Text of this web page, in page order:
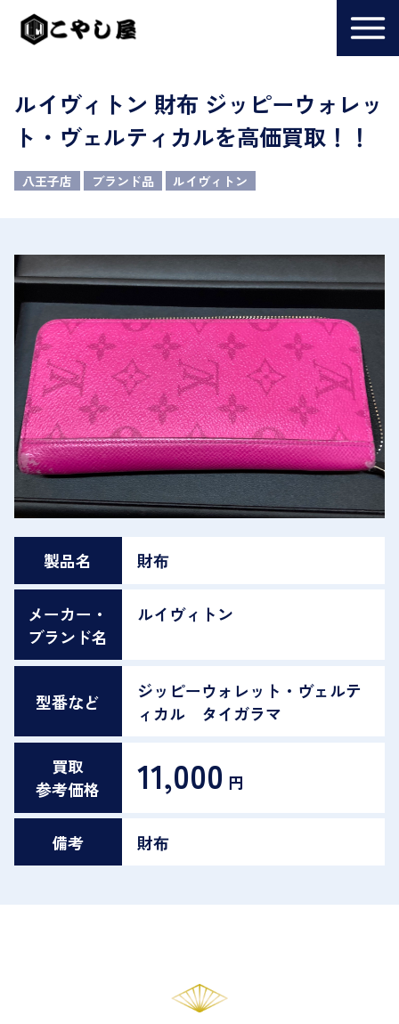
ルイヴィトン 財布 ジッピーウォレッ
ト・ヴェルティカルを高価買取！！
八王子店 ブランド品 ルイヴィトン
製品名 財布
メーカー・
ブランド名
ルイヴィトン
型番など
ジッピーウォレット・ヴェルテ
ィカル タイガラマ
買取
参考価格
11,000 円
備考 財布